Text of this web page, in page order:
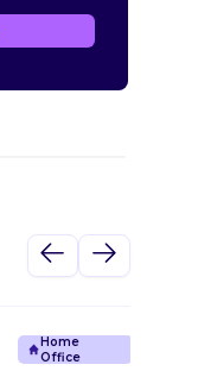
Home
Office